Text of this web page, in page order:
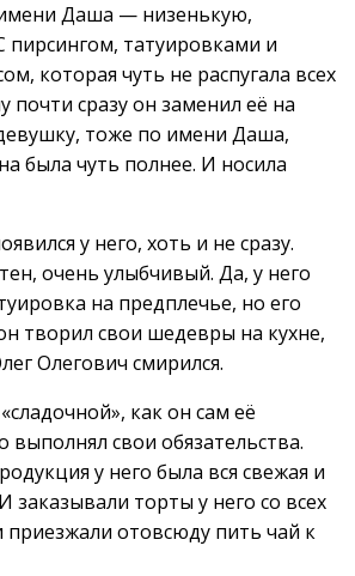
Даша — низенькую,
пирсингом, татуировками и
которая чуть не распугала всех
почти сразу он заменил её на
тоже по имени Даша,
была чуть полнее. И носила
у него, хоть и не сразу.
очень улыбчивый. Да, у него
на предплечье, но его
творил свои шедевры на кухне,
Олегович смирился.
как он сам её
выполнял свои обязательства.
у него была вся свежая и
заказывали торты у него со всех
приезжали отовсюду пить чай к